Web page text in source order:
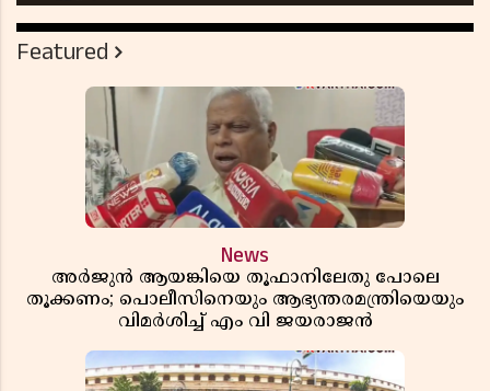
Featured
News
അർജുൻ ആയങ്കിയെ തൂഫാനിലേതു പോലെ
തൂക്കണം; പൊലീസിനെയും ആഭ്യന്തരമന്ത്രിയെയും
വിമർശിച്ച് എം വി ജയരാജൻ